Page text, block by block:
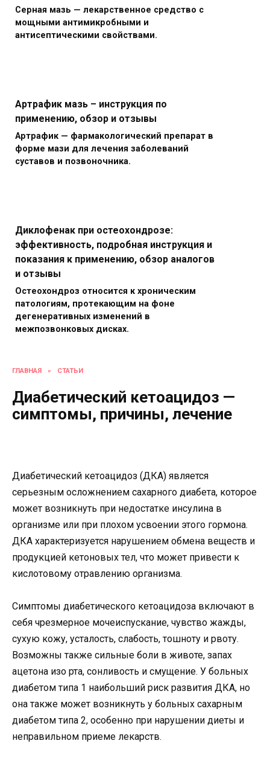
ГЛАВНАЯ » СТАТЬИ
Диабетический кетоацидоз —
симптомы, причины, лечение
Диабетический кетоацидоз (ДКА) является
серьезным осложнением сахарного диабета, которое
может возникнуть при недостатке инсулина в
организме или при плохом усвоении этого гормона.
ДКА характеризуется нарушением обмена веществ и
продукцией кетоновых тел, что может привести к
кислотовому отравлению организма.
Симптомы диабетического кетоацидоза включают в
себя чрезмерное мочеиспускание, чувство жажды,
сухую кожу, усталость, слабость, тошноту и рвоту.
Возможны также сильные боли в животе, запах
ацетона изо рта, сонливость и смущение. У больных
диабетом типа 1 наибольший риск развития ДКА, но
она также может возникнуть у больных сахарным
диабетом типа 2, особенно при нарушении диеты и
неправильном приеме лекарств.
Серная мазь — лекарственное средство с
мощными антимикробными и
антисептическими свойствами.
Артрафик мазь – инструкция по
применению, обзор и отзывы
Артрафик — фармакологический препарат в
форме мази для лечения заболеваний
суставов и позвоночника.
Диклофенак при остеохондрозе:
эффективность, подробная инструкция и
показания к применению, обзор аналогов
и отзывы
Остеохондроз относится к хроническим
патологиям, протекающим на фоне
дегенеративных изменений в
межпозвонковых дисках.